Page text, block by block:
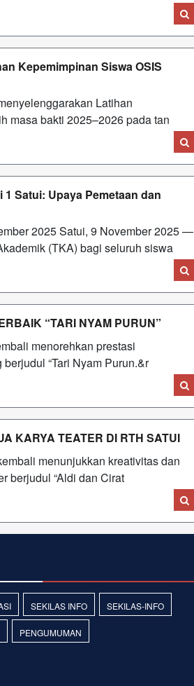
Kepemimpinan Siswa OSIS
Latihan
masa bakti 2025–2026 pada tan
Satui: Upaya Pemetaan dan
2025 Satui, 9 November 2025 —
(TKA) bagi seluruh siswa
“TARI NYAM PURUN”
menorehkan prestasi
“Tari Nyam Purun.&r
KARYA TEATER DI RTH SATUI
menunjukkan kreativitas dan
berjudul “Aldi dan Cirat
SEKILAS INFO SEKILAS-INFO
PENGUMUMAN